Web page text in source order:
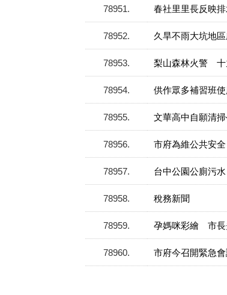
78951 春社里里長反映
78952 久旱不雨大坑地
78953 梨山森林火警 十
78954 供作眾多補習班
78955 文華高中自願清
78956 市府為維公共安
78957 台中公園公廁污
78958 稅務新聞
78959 孕媽咪彩繪 市長
78960 市府今召開緊急